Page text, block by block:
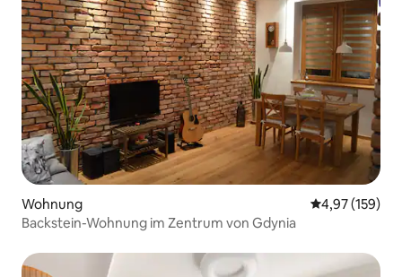
Wohnung
4,97 (159)
Backstein-Wohnung im Zentrum von Gdynia